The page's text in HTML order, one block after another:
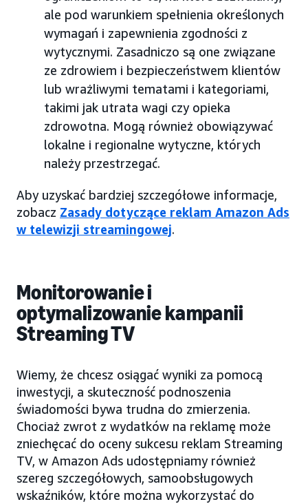
ale pod warunkiem spełnienia określonych
wymagań i zapewnienia zgodności z
wytycznymi. Zasadniczo są one związane
ze zdrowiem i bezpieczeństwem klientów
lub wrażliwymi tematami i kategoriami,
takimi jak utrata wagi czy opieka
zdrowotna. Mogą również obowiązywać
lokalne i regionalne wytyczne, których
należy przestrzegać.
Aby uzyskać bardziej szczegółowe informacje,
zobacz Zasady dotyczące reklam Amazon Ads
w telewizji streamingowej.
Monitorowanie i
optymalizowanie kampanii
Streaming TV
Wiemy, że chcesz osiągać wyniki za pomocą
inwestycji, a skuteczność podnoszenia
świadomości bywa trudna do zmierzenia.
Chociaż zwrot z wydatków na reklamę może
zniechęcać do oceny sukcesu reklam Streaming
TV, w Amazon Ads udostępniamy również
szereg szczegółowych, samoobsługowych
wskaźników, które można wykorzystać do